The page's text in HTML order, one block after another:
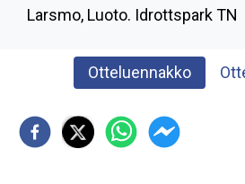
Larsmo, Luoto. Idrottspark TN
Otteluennakko